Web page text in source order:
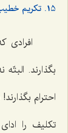
15. تکریم خطیب
افرادی
بگذارند.
احترام
تکلیف را